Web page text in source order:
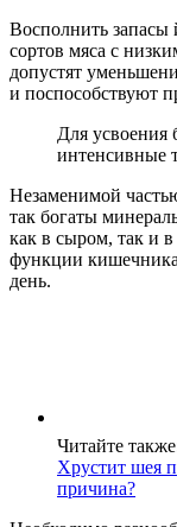
Восполнить запасы
сортов мяса с
допустят
и поспособствуют
Для усвоения
интенсивные
Незаменимой
так богаты
как в сыром, так и
функции
день.
Читайте
Хрустит шея
причина?